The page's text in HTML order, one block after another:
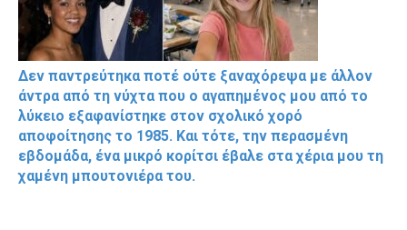
Δεν παντρεύτηκα ποτέ ούτε ξαναχόρεψα με άλλον
άντρα από τη νύχτα που ο αγαπημένος μου από το
λύκειο εξαφανίστηκε στον σχολικό χορό
αποφοίτησης το 1985. Και τότε, την περασμένη
εβδομάδα, ένα μικρό κορίτσι έβαλε στα χέρια μου τη
χαμένη μπουτονιέρα του.